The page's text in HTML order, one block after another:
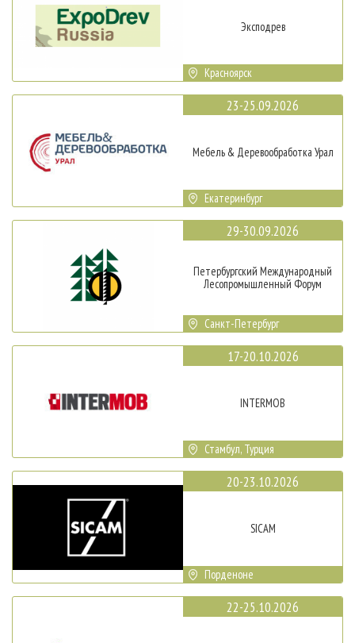
Эксподрев
Красноярск
23-25.09.2026
Мебель & Деревообработка Урал
Екатеринбург
29-30.09.2026
Петербургский Международный
Лесопромышленный Форум
Санкт-Петербург
17-20.10.2026
INTERMOB
Стамбул, Турция
20-23.10.2026
SICAM
Порденоне
22-25.10.2026